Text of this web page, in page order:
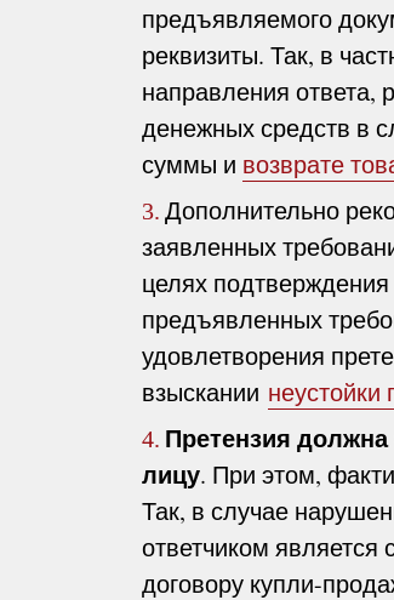
предъявляемого
реквизиты. Так, в
направления ответа,
денежных средств в
суммы и возврате
3. Дополнительно
заявленных
целях
предъявленных
удовлетворения
взыскании неустойки
4. Претензия
лицу. При этом,
Так, в случае
ответчиком является
договору купли-